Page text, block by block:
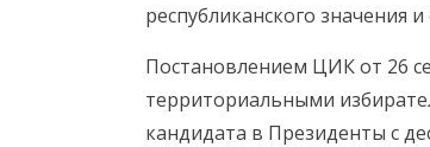
республиканского значения
Постановлением ЦИК от 26
территориальными
кандидата в Президенты с